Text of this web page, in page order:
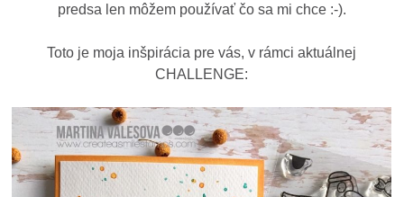
predsa len môžem používať čo sa mi chce :-).
Toto je moja inšpirácia pre vás, v rámci aktuálnej
CHALLENGE: